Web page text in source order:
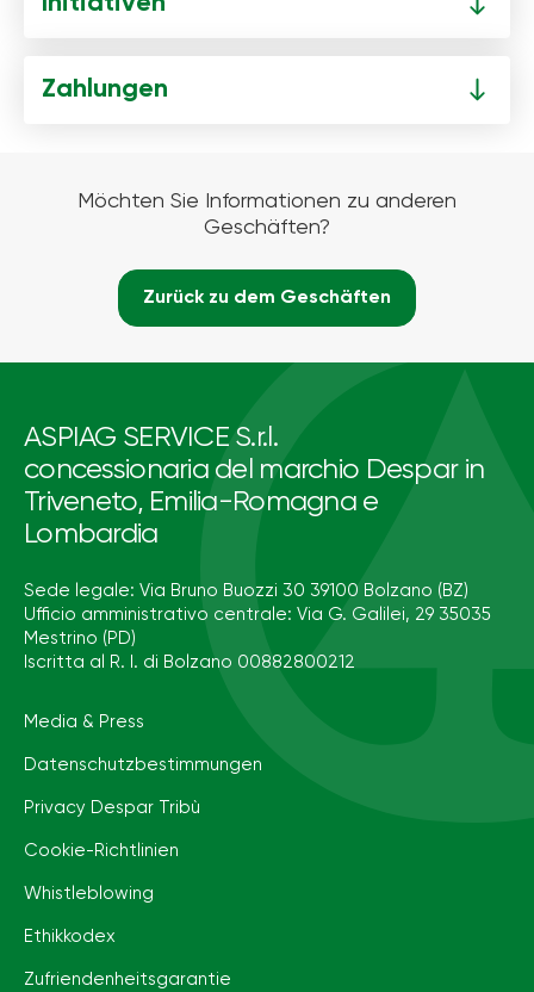
Zahlungen
Möchten Sie Informationen zu anderen
Geschäften?
Zurück zu dem Geschäften
ASPIAG SERVICE S.r.l.
concessionaria del marchio Despar in
Triveneto, Emilia-Romagna e
Lombardia
Sede legale: Via Bruno Buozzi 30 39100 Bolzano (BZ)
Ufficio amministrativo centrale: Via G. Galilei, 29 35035
Mestrino (PD)
Iscritta al R. I. di Bolzano 00882800212
Media & Press
Datenschutzbestimmungen
Privacy Despar Tribù
Cookie-Richtlinien
Whistleblowing
Ethikkodex
Zufriendenheitsgarantie